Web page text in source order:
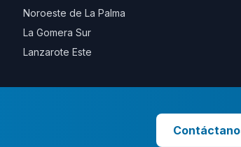
Noroeste de La Palma
La Gomera Sur
Lanzarote Este